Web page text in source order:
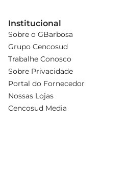
Institucional
Sobre o GBarbosa
Grupo Cencosud
Trabalhe Conosco
Sobre Privacidade
Portal do Fornecedor
Nossas Lojas
Cencosud Media